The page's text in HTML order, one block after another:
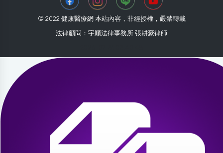
© 2022 健康醫療網 本站內容，非經授權，嚴禁轉載
法律顧問：宇順法律事務所 張耕豪律師